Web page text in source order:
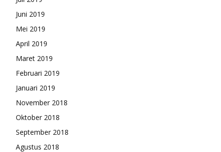
Juni 2019
Mei 2019
April 2019
Maret 2019
Februari 2019
Januari 2019
November 2018
Oktober 2018
September 2018
Agustus 2018